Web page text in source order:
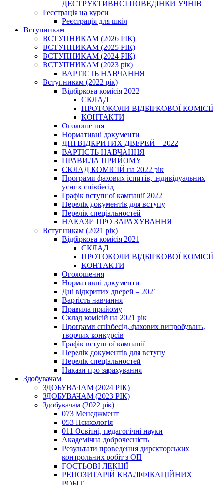
ДЕСТРУКТИВНОЇ ПОВЕДІНКИ УЧНІВ
Реєстрація на курси
Реєстрація для шкіл
Вступникам
ВСТУПНИКАМ (2026 РІК)
ВСТУПНИКАМ (2025 РІК)
ВСТУПНИКАМ (2024 РІК)
ВСТУПНИКАМ (2023 рік)
ВАРТІСТЬ НАВЧАННЯ
Вступникам (2022 рік)
Відбіркова комісія 2022
СКЛАД
ПРОТОКОЛИ ВІДБІРКОВОЇ КОМІСІЇ
КОНТАКТИ
Оголошення
Нормативні документи
ДНІ ВІДКРИТИХ ДВЕРЕЙ – 2022
ВАРТІСТЬ НАВЧАННЯ
ПРАВИЛА ПРИЙОМУ
СКЛАД КОМІСІЙ на 2022 рік
Програми фахових іспитів, індивідуальних
усних співбесід
Графік вступної кампанії 2022
Перелік документів для вступу
Перелік спеціальностей
НАКАЗИ ПРО ЗАРАХУВАННЯ
Вступникам (2021 рік)
Відбіркова комісія 2021
СКЛАД
ПРОТОКОЛИ ВІДБІРКОВОЇ КОМІСІЇ
КОНТАКТИ
Оголошення
Нормативні документи
Дні відкритих дверей – 2021
Вартість навчання
Правила прийому
Склад комісій на 2021 рік
Програми співбесід, фахових випробувань,
творчих конкурсів
Графік вступної кампанії
Перелік документів для вступу
Перелік спеціальностей
Накази про зарахування
Здобувачам
ЗДОБУВАЧАМ (2024 РІК)
ЗДОБУВАЧАМ (2023 РІК)
Здобувачам (2022 рік)
073 Менеджмент
053 Психологія
011 Освітні, педагогічні науки
Академічна доброчесність
Результати проведення директорських
контрольних робіт з ОП
ГОСТЬОВІ ЛЕКЦІЇ
РЕПОЗИТАРІЙ КВАЛІФІКАЦІЙНИХ
РОБІТ